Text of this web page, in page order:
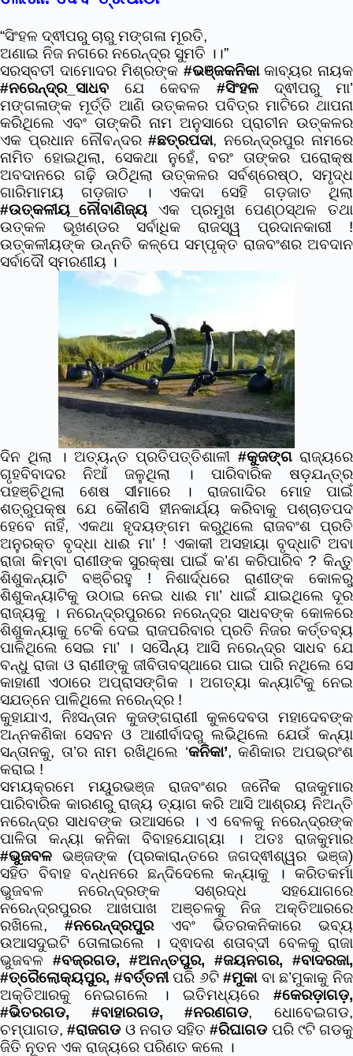
“ସିଂହଳ ଦ୍ଵୀପରୁ ଚାରୁ ମଙ୍ଗଳା ମୂରତି,
ଅଣାଇ ନିଜ ନଗରେ ନରେନ୍ଦ୍ର ସୁମତି ।।”
ସରସ୍ବତୀ ଦାମୋଦର ମିଶ୍ରଙ୍କ #ଭଞ୍ଜକନିକାକାବ୍ୟର ନାୟକ
#ନରେନ୍ଦ୍ର_ସାଧବ ଯେ କେବଳ #ସିଂହଳଦ୍ଵୀପରୁ ମା’
ମଙ୍ଗଳାଙ୍କ ମୂର୍ତ୍ତି ଆଣି ଉତ୍କଳର ପବିତ୍ର ମାଟିରେ ଥାପନା
କରିଥିଲେ ଏବଂ ତାଙ୍କରି ନାମ ଅନୁସାରେ ପ୍ରାଚୀନ ଉତ୍କଳର
ଏକ ପ୍ରଧାନ ନୌବନ୍ଦର#ଛତ୍ରପଦା, ନରେନ୍ଦ୍ରପୁର ନାମରେ
ନାମିତ ହୋଇଥିଲା, ସେକଥା ନୁହେଁ, ବରଂ ତାଙ୍କର ପରୋକ୍ଷ
ଅବଦାନରେ ଗଢ଼ି ଉଠିଥିଲା ଉତ୍କଳର ସର୍ବଶ୍ରେଷ୍ଠ, ସମୃଦ୍ଧ
ଗାରିମାମୟ ଗଡ଼ଜାତ । ଏକଦା ସେହି ଗଡ଼ଜାତ ଥିଲା
#ଉତ୍କଳୀୟ_ନୌବାଣିଜ୍ୟ ଏକ ପ୍ରମୁଖ ପେଣ୍ଠସ୍ଥଳ ତଥା
ଉତ୍କଳ ଭୂଖଣ୍ଡର ସର୍ବାଧିକ ରାଜସ୍ୱ ପ୍ରଦାନକାରୀ !
ଉତ୍କଳୀୟଙ୍କ ଉନ୍ନତି କଳ୍ପେ ସମ୍ପୃକ୍ତ ରାଜବଂଶର ଅବଦାନ
ସର୍ବାଦୌ ସ୍ମରଣୀୟ ।
ଦିନ ଥିଲା । ଅତ୍ୟନ୍ତ ପ୍ରତିପତ୍ତିଶାଳୀ #କୁଜଙ୍ଗ ରାଜ୍ୟରେ
ଗୃହବିବାଦର ନିଆଁ ଜଳୁଥିଲା । ପାରିବାରିକ ଷଡ଼ଯନ୍ତ୍ର
ପହଞ୍ଚିଥିଲା ଶେଷ ସୀମାରେ । ରାଜଗାଦିର ମୋହ ପାଇଁ
ଶତ୍ରୁପକ୍ଷ ଯେ କୌଣସି ହୀନକାର୍ଯ୍ୟ କରିବାକୁ ପଶ୍ଚାତପଦ
ହେବେ ନାହିଁ, ଏକଥା ହୃଦୟଙ୍ଗମ କରୁଥିଲେ ରାଜବଂଶ ପ୍ରତି
ଅନୁରକ୍ତ ବୃଦ୍ଧା ଧାଈ ମା’ ! ଏକାକୀ ଅସହାୟା ବୃଦ୍ଧାଟି ଅବା
ରାଜା କିମ୍ବା ରାଣୀଙ୍କ ସୁରକ୍ଷା ପାଇଁ କ’ଣ କରିପାରିବ ? କିନ୍ତୁ
ଶିଶୁକନ୍ୟାଟି ବଞ୍ଚିରହୁ ! ନିଶାର୍ଦ୍ଧରେ ରାଣୀଙ୍କ କୋଳରୁ
ଶିଶୁକନ୍ୟାଟିକୁ ଉଠାଇ ନେଇ ଧାଈ ମା’ ଧାଇଁ ଯାଇଥିଲେ ଦୂର
ରାଜ୍ୟକୁ । ନରେନ୍ଦ୍ରପୁରରେ ନରେନ୍ଦ୍ର ସାଧବଙ୍କ କୋଳରେ
ଶିଶୁକନ୍ୟାକୁ ଟେକି ଦେଇ ରାଜପରିବାର ପ୍ରତି ନିଜର କର୍ତ୍ତବ୍ୟ
ପାଳିଥିଲେ ସେଇ ମା’ । ସସୈନ୍ୟ ଆସି ନରେନ୍ଦ୍ର ସାଧବ ଯେ
ବନ୍ଧୁ ରାଜା ଓ ରାଣୀଙ୍କୁ ଜୀବିତାବସ୍ଥାରେ ପାଇ ପାରି ନଥିଲେ ସେ
କାହାଣୀ ଏଠାରେ ଅପ୍ରାସଙ୍ଗିକ । ଅଗତ୍ୟା କନ୍ୟାଟିକୁ ନେଇ
ସଯତ୍ନେ ପାଳିଥିଲେ ନରେନ୍ଦ୍ର !
କୁହାଯାଏ, ନିଃସନ୍ତାନ କୁଜଙ୍ଗରାଣୀ କୁଳଦେବତା ମହାଦେବଙ୍କ
ଅନ୍ନକଣିକା ସେବନ ଓ ଆଶୀର୍ବାଦରୁ ଲଭିଥିଲେ ଯେଉଁ କନ୍ୟା
ସନ୍ତାନକୁ, ତା’ର ନାମ ରଖିଥିଲେ ‘କନିକା’, କଣିକାର ଅପଭ୍ରଂଶ
କରାଇ !
ସମୟକ୍ରମେ ମୟୁରଭଞ୍ଜ ରାଜବଂଶର ଜନୈକ ରାଜକୁମାର
ପାରିବାରିକ କାରଣରୁ ରାଜ୍ୟ ତ୍ୟାଗ କରି ଆସି ଆଶ୍ରୟ ନିଅନ୍ତି
ନରେନ୍ଦ୍ର ସାଧବଙ୍କ ଉଆସରେ । ଏ ବେଳକୁ ନରେନ୍ଦ୍ରଙ୍କ
ପାଳିତା କନ୍ୟା କନିକା ବିବାହଯୋଗ୍ୟା । ଅତଃ ରାଜକୁମାର
#ଭୁଜବଳ ଭଞ୍ଜଙ୍କ (ପ୍ରକାରାନ୍ତରେ ଜଗଦ୍ଵୀଶ୍ୱର ଭଞ୍ଜ)
ସହିତ ବିବାହ ବନ୍ଧନରେ ଛନ୍ଦିଦେଲେ କନ୍ୟାକୁ । କରିତକର୍ମା
ଭୁଜବଳ ନରେନ୍ଦ୍ରଙ୍କ ସଶ୍ରଦ୍ଧ ସହଯୋଗରେ
ନରେନ୍ଦ୍ରପୁରର ଆଖପାଖ ଅଞ୍ଚଳକୁ ନିଜ ଅକ୍ତିଆରରେ
ରଖିଲେ, #ନରେନ୍ଦ୍ରପୁରଏବଂ ଭିତରକନିକାରେ ଭବ୍ୟ
ଉଆସଦୁଇଟି ତୋଳାଇଲେ । ଦ୍ଵାଦଶ ଶତାବ୍ଦୀ ବେଳକୁ ରାଜା
ଭୁଜବଳ #ବଜ୍ରଗଡ, #ଅନନ୍ତପୁର, #ଜୟନଗର, #ବାଦରଜା,
#ତ୍ରୈଲୋକ୍ୟପୁର, #ବର୍ତ୍ତନୀପରି ୬ଟି#ମୁକାବା ଛ’ମୁକାକୁ ନିଜ
ଅକ୍ତିଆରକୁ ନେଇଗଲେ । ଇତିମଧ୍ୟରେ #କେରଡ଼ାଗଡ଼,
#ଭିତରଗଡ, #ବାହାରଗଡ,#ନରଣଗଡ, ଧୋବେଇଗଡ,
ଚମ୍ପାଗଡ,#ରାଜଗଡ ଓ ନଗଡ ସହିତ#ରିଘାଗଡ ପରି ୯ଟି ଗଡକୁ
ଜିତି ନୂତନ ଏକ ରାଜ୍ୟରେ ପରିଣତ କଲେ ।